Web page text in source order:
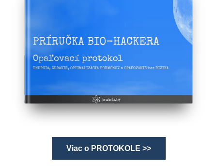
Viac o PROTOKOLE >>